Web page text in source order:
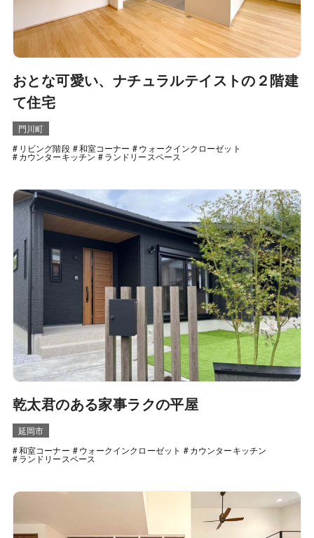
おとな可愛い、ナチュラルテイストの２階建
て住宅
門川町
リビング階段
和室コーナー ウォークインクローゼット
カウンターキッチン ランドリースペース
乾太君のある家事ラクの平屋
延岡市
和室コーナー
ウォークインクローゼット カウンターキッチン
ランドリースペース